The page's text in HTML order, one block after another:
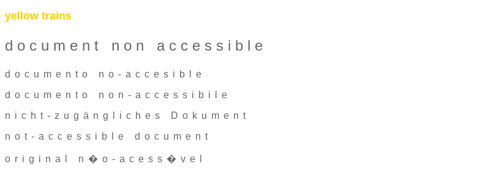
yellow trains
document non accessible
documento no-accesible
documento non-accessibile
nicht-zugängliches Dokument
not-accessible document
original n�o-acess�vel